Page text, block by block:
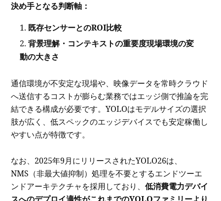
決め手となる判断軸：
既存センサーとのROI比較
背景理解・コンテキストの重要度現場環境の変
動の大きさ
通信環境が不安定な現場や、映像データを常時クラウド
へ送信するコストが膨らむ業務ではエッジ側で推論を完
結できる構成が必要です。YOLOはモデルサイズの選択
肢が広く、低スペックのエッジデバイスでも安定稼働し
やすい点が特徴です。
なお、2025年9月にリリースされたYOLO26は、
NMS（非最大値抑制）処理を不要とするエンドツーエ
ンドアーキテクチャを採用しており、低消費電力デバイ
スへのデプロイ適性がこれまでのYOLOファミリーより